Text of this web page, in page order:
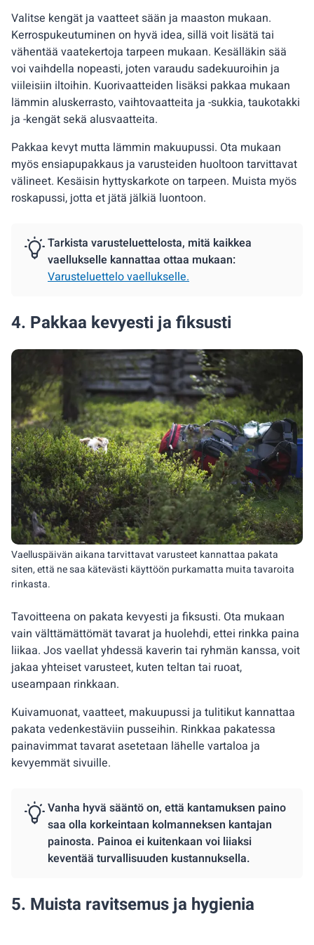
Valitse kengät ja vaatteet sään ja maaston mukaan.
Kerrospukeutuminen on hyvä idea, sillä voit lisätä tai
vähentää vaatekertoja tarpeen mukaan. Kesälläkin sää
voi vaihdella nopeasti, joten varaudu sadekuuroihin ja
viileisiin iltoihin. Kuorivaatteiden lisäksi pakkaa mukaan
lämmin aluskerrasto, vaihtovaatteita ja -sukkia, taukotakki
ja -kengät sekä alusvaatteita.
Pakkaa kevyt mutta lämmin makuupussi. Ota mukaan
myös ensiapupakkaus ja varusteiden huoltoon tarvittavat
välineet. Kesäisin hyttyskarkote on tarpeen. Muista myös
roskapussi, jotta et jätä jälkiä luontoon.
Tarkista varusteluettelosta, mitä kaikkea
vaellukselle kannattaa ottaa mukaan:
Varusteluettelo vaellukselle.
4. Pakkaa kevyesti ja fiksusti
Tavoitteena on pakata kevyesti ja fiksusti. Ota mukaan
vain välttämättömät tavarat ja huolehdi, ettei rinkka paina
liikaa. Jos vaellat yhdessä kaverin tai ryhmän kanssa, voit
jakaa yhteiset varusteet, kuten teltan tai ruoat,
useampaan rinkkaan.
Kuivamuonat, vaatteet, makuupussi ja tulitikut kannattaa
pakata vedenkestäviin pusseihin. Rinkkaa pakatessa
painavimmat tavarat asetetaan lähelle vartaloa ja
kevyemmät sivuille.
Vaelluspäivän aikana tarvittavat varusteet kannattaa pakata
siten, että ne saa kätevästi käyttöön purkamatta muita tavaroita
rinkasta.
Vanha hyvä sääntö on, että kantamuksen paino
saa olla korkeintaan kolmanneksen kantajan
painosta. Painoa ei kuitenkaan voi liiaksi
keventää turvallisuuden kustannuksella.
5. Muista ravitsemus ja hygienia